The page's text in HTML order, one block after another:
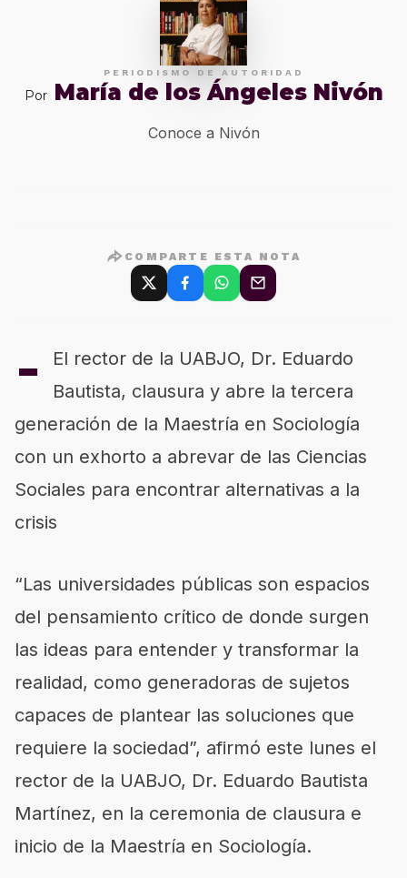
PERIODISMO DE AUTORIDAD
Por María de los Ángeles Nivón
Conoce a Nivón
COMPARTE ESTA NOTA
-
El rector de la UABJO, Dr. Eduardo
Bautista, clausura y abre la tercera
generación de la Maestría en Sociología
con un exhorto a abrevar de las Ciencias
Sociales para encontrar alternativas a la
crisis
“Las universidades públicas son espacios
del pensamiento crítico de donde surgen
las ideas para entender y transformar la
realidad, como generadoras de sujetos
capaces de plantear las soluciones que
requiere la sociedad”, afirmó este lunes el
rector de la UABJO, Dr. Eduardo Bautista
Martínez, en la ceremonia de clausura e
inicio de la Maestría en Sociología.